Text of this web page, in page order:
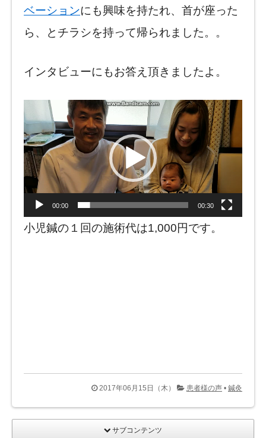
ベーションにも興味を持たれ、首が座った
ら、とチラシを持って帰られました。。
インタビューにもお答え頂きましたよ。
画
プ
レ
ー
ー
00:00 00:30
小児鍼の１回の施術代は1,000円です。
2017年06月15日（木） 患者様の声 • 鍼灸
サブコンテンツ